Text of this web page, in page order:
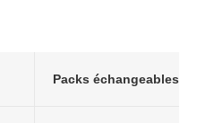
Packs échangeables